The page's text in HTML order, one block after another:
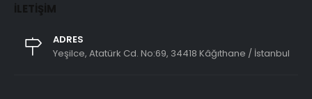
İLETIŞIM
ADRES
Yeşilce, Atatürk Cd. No:69, 34418 Kâğıthane / İstanbul